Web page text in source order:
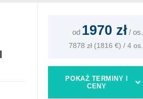
od 1970 zł/ os.
7878 zł (1816 €) / 4 os.
POKAŻ TERMINY I
CENY